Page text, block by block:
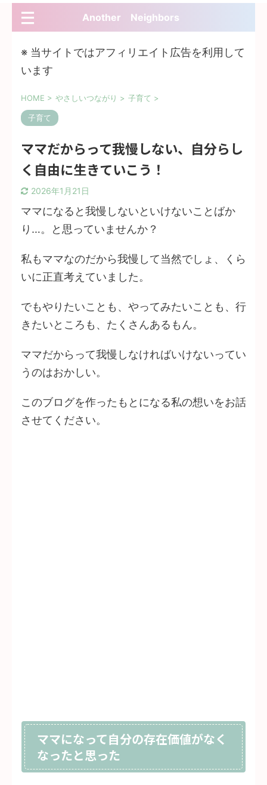
Another Neighbors
※ 当サイトではアフィリエイト広告を利用して
います
HOME > やさしいつながり > 子育て >
子育て
ママだからって我慢しない、自分らし
く自由に生きていこう！
2026年1月21日
ママになると我慢しないといけないことばか
り…。と思っていませんか？
私もママなのだから我慢して当然でしょ、くら
いに正直考えていました。
でもやりたいことも、やってみたいことも、行
きたいところも、たくさんあるもん。
ママだからって我慢しなければいけないってい
うのはおかしい。
このブログを作ったもとになる私の想いをお話
させてください。
ママになって自分の存在価値がなく
なったと思った